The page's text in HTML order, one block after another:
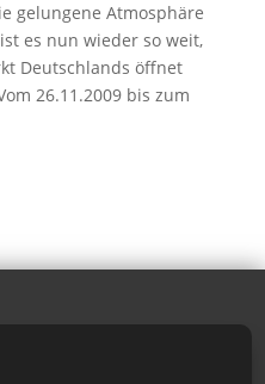
gelungene Atmosphäre
es nun wieder so weit,
Deutschlands öffnet
26.11.2009 bis zum